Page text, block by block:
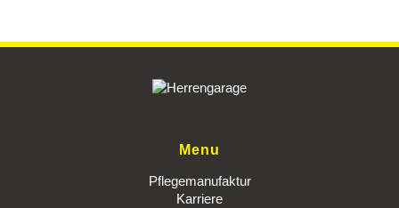
Menu
Pflegemanufaktur
Karriere